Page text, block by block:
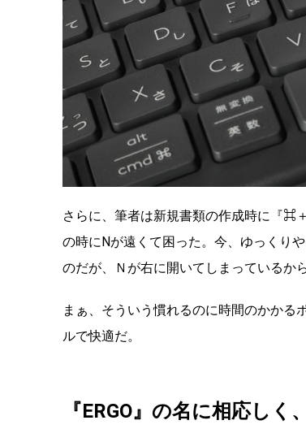
さらに、筆者は新規書類の作成時に『⌘
の時にNが遠くて困った。今、ゆっくり
のだが、Ｎが右に開いてしまっているか
まぁ、そういう慣れるのに時間のかかる
ルで快適だ。
『ERGO』の名に相応し